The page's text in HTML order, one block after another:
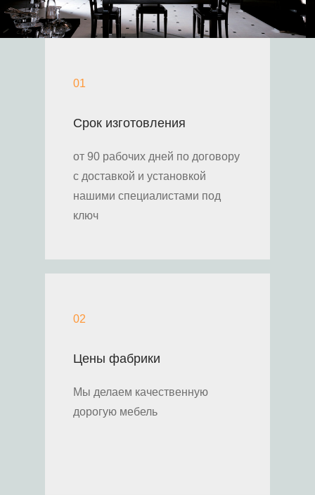
Срок изготовления
от 90 рабочих дней по договору
с доставкой и установкой
нашими специалистами под
ключ
01
Цены фабрики
Мы делаем качественную
дорогую мебель
02